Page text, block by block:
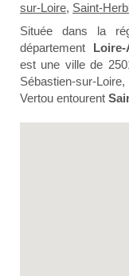
sur-Loire, Saint-
Située dans la
département
est une ville de
Sébastien-sur-
Vertou entourent